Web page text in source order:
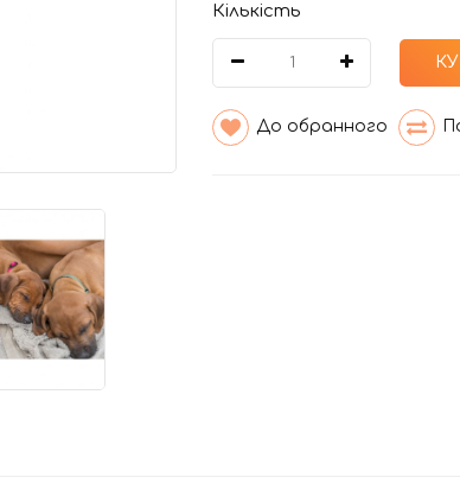
Кількість
До обранного